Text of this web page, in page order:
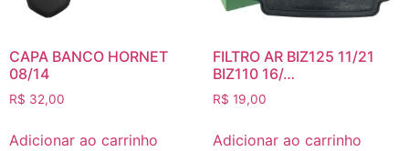
CAPA BANCO HORNET
08/14
R$ 32,00
Adicionar ao carrinho
FILTRO AR BIZ125 11/21
BIZ110 16/…
R$ 19,00
Adicionar ao carrinho